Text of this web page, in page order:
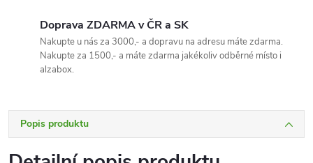
Doprava ZDARMA v ČR a SK
Nakupte u nás za 3000,- a dopravu na adresu máte zdarma.
Nakupte za 1500,- a máte zdarma jakékoliv odběrné místo i
alzabox.
Popis produktu